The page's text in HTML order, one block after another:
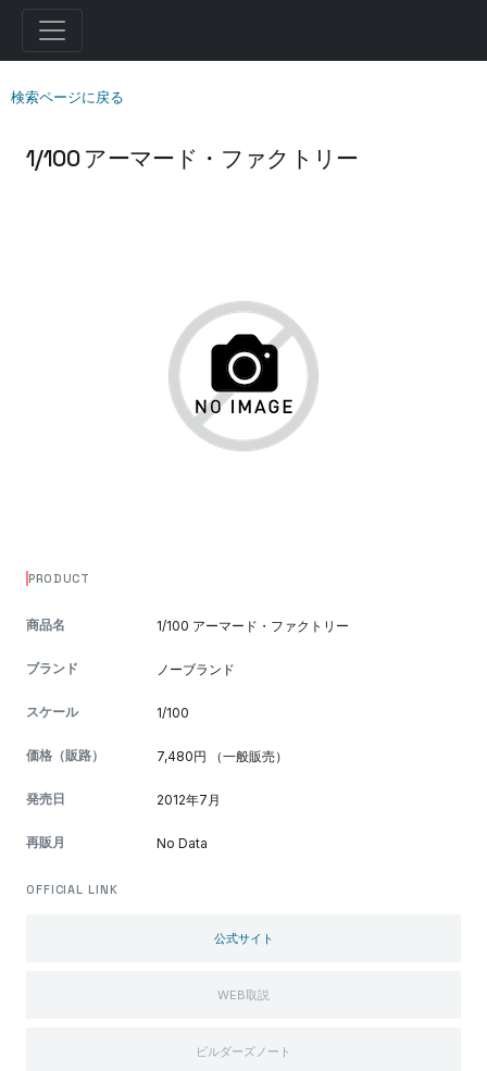
検索ページに戻る
1/100 アーマード・ファクトリー
PRODUCT
商品名 1/100 アーマード・ファクトリー
ブランド ノーブランド
スケール 1/100
価格（販路） 7,480円 （一般販売）
発売日 2012年7月
再販月 No Data
OFFICIAL LINK
公式サイト
WEB取説
ビルダーズノート